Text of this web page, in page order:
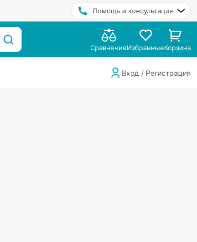
Помощь и консультация
СравнениеИзбранныеКорзина
Вход / Регистрация